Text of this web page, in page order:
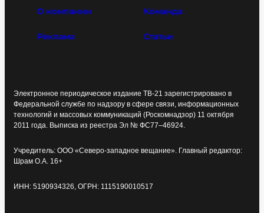
О компании Команда
Реклама Статьи
Электронное периодическое издание ТВ-21 зарегистрировано в
Федеральной службе по надзору в сфере связи, информационных
технологий и массовых коммуникаций (Роскомнадзор) 11 октября
2011 года. Выписка из реестра Эл № ФС77–46924.
Учредитель: ООО «Северо-западное вещание». Главный редактор:
Шрам О.А. 16+
ИНН: 5190934326, ОГРН: 1115190010517